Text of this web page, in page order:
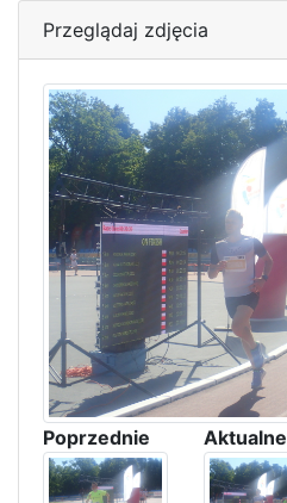
Przeglądaj zdjęcia
Poprzednie Aktualne